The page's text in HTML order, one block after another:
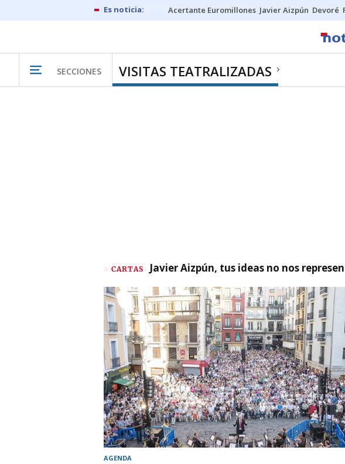
Acertante Euromillones Javier Aizpún Devoré
SECCIONES VISITAS TEATRALIZADAS
CARTAS Javier Aizpún, tus ideas no nos
AGENDA